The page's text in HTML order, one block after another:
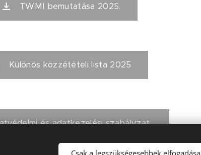
TWMI bemutatása 2025.
Különös közzétételi lista 2025
és adatkezelési szabályzat
Csak a legszükségesebbek elfogadása